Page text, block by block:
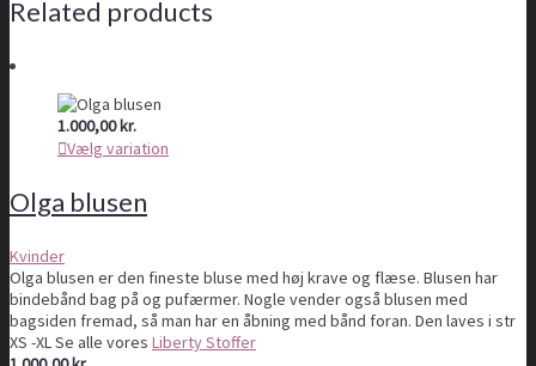
Related products
1.000,00kr.
Vælg variation
Olga blusen
Kvinder
Olga blusen er den fineste bluse med høj krave og flæse. Blusen har
bindebånd bag på og pufærmer. Nogle vender også blusen med
bagsiden fremad, så man har en åbning med bånd foran. Den laves i str
XS -XL Se alle vores Liberty Stoffer